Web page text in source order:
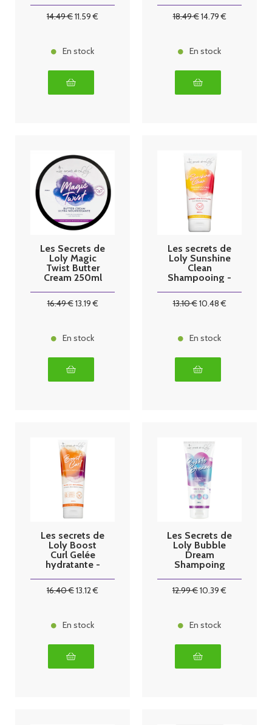
14.49€11.59 €
En stock
18.49€14.79€
En stock
Les Secrets de
Loly Magic
Twist Butter
Cream 250ml
16.49€13.19€
En stock
Les secrets de
Loly Sunshine
Clean
Shampooing -
13.10€10.48€
En stock
Les secrets de
Loly Boost
Curl Gelée
hydratante -
16.40€13.12€
En stock
Les Secrets de
Loly Bubble
Dream
Shampoing
12.99€10.39 €
En stock